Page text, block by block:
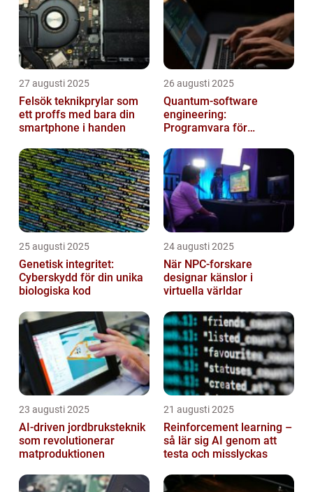
27 augusti 2025
Felsök teknikprylar som
ett proffs med bara din
smartphone i handen
26 augusti 2025
Quantum‑software
engineering:
Programvara för
25 augusti 2025
Genetisk integritet:
Cyberskydd för din unika
biologiska kod
24 augusti 2025
När NPC-forskare
designar känslor i
virtuella världar
23 augusti 2025
AI‑driven jordbruksteknik
som revolutionerar
matproduktionen
21 augusti 2025
Reinforcement learning –
så lär sig AI genom att
testa och misslyckas